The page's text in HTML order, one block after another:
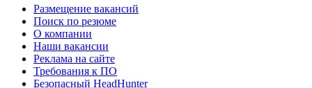
Размещение вакансий
Поиск по резюме
О компании
Наши вакансии
Реклама на сайте
Требования к ПО
Безопасный HeadHunter